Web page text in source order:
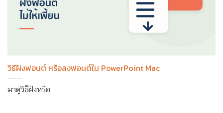
วิธีฝังฟอนต์ หรือลงฟอนต์ใน PowerPoint Mac
มาดูวิธีฝังหรือ